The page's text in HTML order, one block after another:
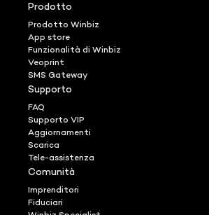
Prodotto
Prodotto Winbiz
App store
Funzionalità di Winbiz
Veoprint
SMS Gateway
Supporto
FAQ
Supporto VIP
Aggiornamenti
Scarica
Tele-assistenza
Comunità
Imprenditori
Fiduciari